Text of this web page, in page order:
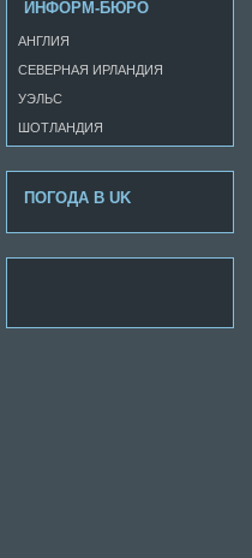
ИНФОРМ-БЮРО
АНГЛИЯ
СЕВЕРНАЯ ИРЛАНДИЯ
УЭЛЬС
ШОТЛАНДИЯ
ПОГОДА В UK